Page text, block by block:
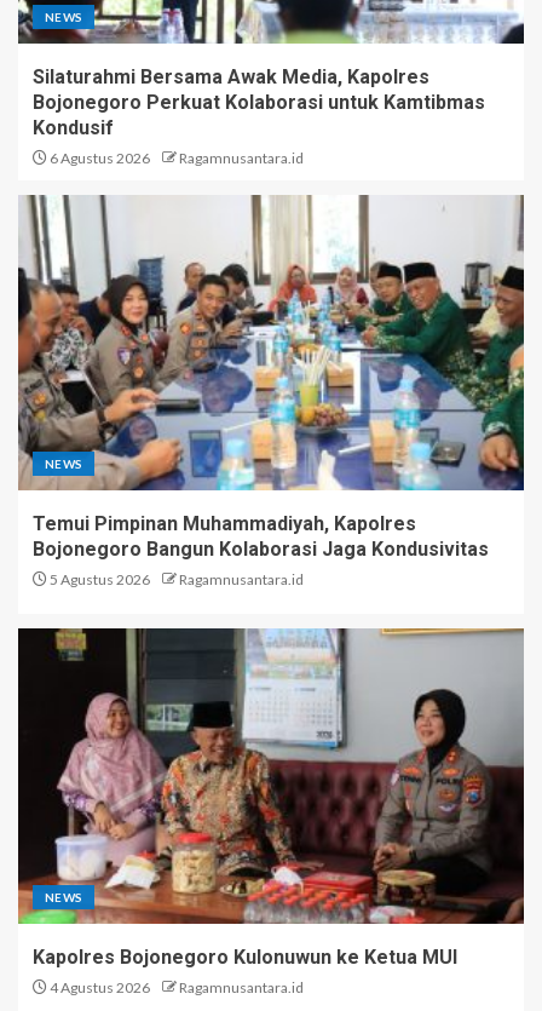
NEWS
Silaturahmi Bersama Awak Media, Kapolres
Bojonegoro Perkuat Kolaborasi untuk Kamtibmas
Kondusif
6 Agustus 2026 Ragamnusantara.id
NEWS
Temui Pimpinan Muhammadiyah, Kapolres
Bojonegoro Bangun Kolaborasi Jaga Kondusivitas
5 Agustus 2026 Ragamnusantara.id
NEWS
Kapolres Bojonegoro Kulonuwun ke Ketua MUI
4 Agustus 2026 Ragamnusantara.id